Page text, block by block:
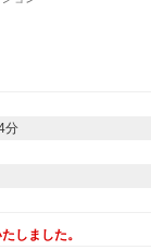
分
しました。